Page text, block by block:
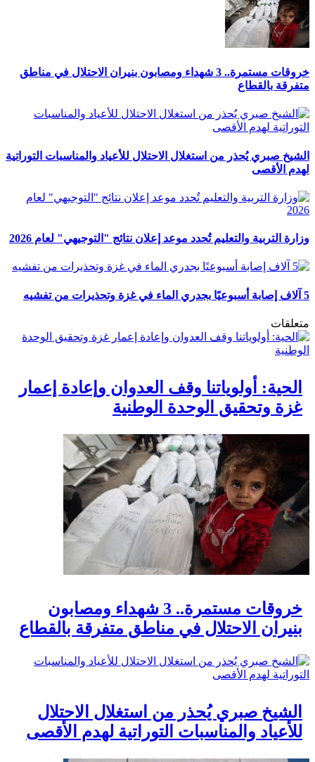
خروقات مستمرة.. 3 شهداء ومصابون بنيران الاحتلال في مناطق
متفرقة بالقطاع
الشيخ صبري يُحذر من استغلال الاحتلال للأعياد والمناسبات التوراتية
لهدم الأقصى
وزارة التربية والتعليم تُحدد موعد إعلان نتائج "التوجيهي" لعام 2026
5 آلاف إصابة أسبوعيًا بجدري الماء في غزة وتحذيرات من تفشيه
متعلقات
الحية: أولوياتنا وقف العدوان وإعادة إعمار
غزة وتحقيق الوحدة الوطنية
خروقات مستمرة.. 3 شهداء ومصابون
بنيران الاحتلال في مناطق متفرقة بالقطاع
الشيخ صبري يُحذر من استغلال الاحتلال
للأعياد والمناسبات التوراتية لهدم الأقصى